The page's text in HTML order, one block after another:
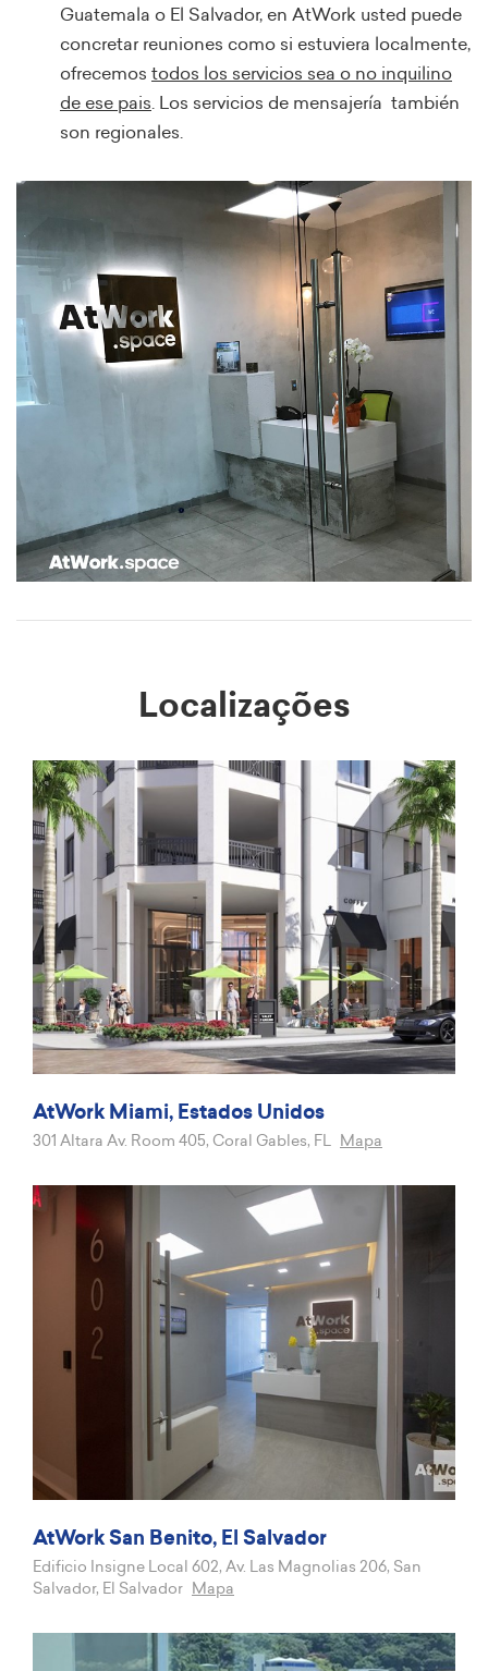
Guatemala o El Salvador, en AtWork usted puede
concretar reuniones como si estuviera localmente,
ofrecemos todos los servicios sea o no inquilino
de ese pais . Los servicios de mensajería también
son regionales.
Localizações
AtWork Miami, Estados Unidos
301 Altara Av. Room 405, Coral Gables, FL Mapa
AtWork San Benito, El Salvador
Edificio Insigne Local 602, Av. Las Magnolias 206, San
Salvador, El Salvador
Mapa